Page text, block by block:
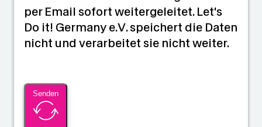
per Email sofort weitergeleitet. Let's
Do it! Germany e.V. speichert die Daten
nicht und verarbeitet sie nicht weiter.
Senden